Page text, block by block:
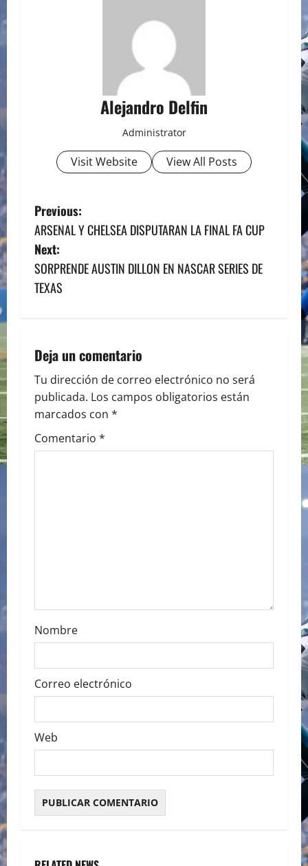
Alejandro Delfin
Administrator
Visit Website View All Posts
P
o
s
t
a
v
i
g
Previous:
ARSENAL Y CHELSEA DISPUTARAN LA FINAL FA CUP
Next:
SORPRENDE AUSTIN DILLON EN NASCAR SERIES DE
TEXAS
Deja un comentario
Tu dirección de correo electrónico no será
publicada. Los campos obligatorios están
marcados con *
Comentario *
Nombre
Correo electrónico
Web